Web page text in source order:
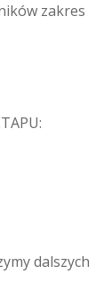
zakres
dalszych